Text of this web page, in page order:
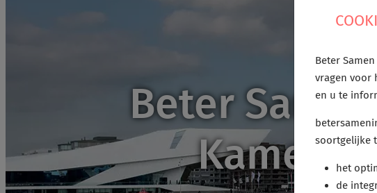
Beter
Beter
vragen voor
en u te
soortgelijke
het
de